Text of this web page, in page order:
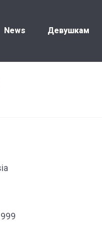
News Девушкам